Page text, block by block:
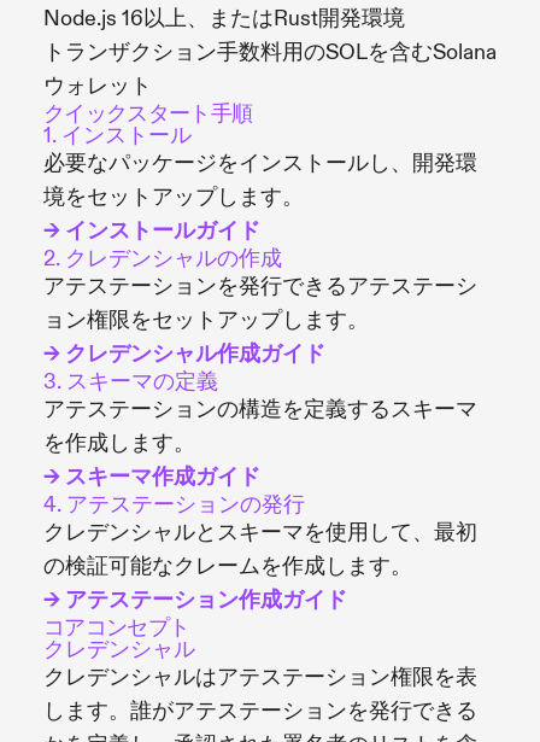
Node.js 16以上、またはRust開発環境
トランザクション手数料用のSOLを含むSolana
ウォレット
クイックスタート手順
1. インストール
必要なパッケージをインストールし、開発環
境をセットアップします。
→ インストールガイド
2. クレデンシャルの作成
アテステーションを発行できるアテステーシ
ョン権限をセットアップします。
→ クレデンシャル作成ガイド
3. スキーマの定義
アテステーションの構造を定義するスキーマ
を作成します。
→ スキーマ作成ガイド
4. アテステーションの発行
クレデンシャルとスキーマを使用して、最初
の検証可能なクレームを作成します。
→ アテステーション作成ガイド
コアコンセプト
クレデンシャル
クレデンシャルはアテステーション権限を表
します。誰がアテステーションを発行できる